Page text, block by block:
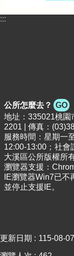
市
策
政
府
網
站
資
料
開
放
網
站
安
:::
公所怎麼去？ GO
地址：335021桃園
2201 | 傳真：
服務時間：星期一
12:00-13:00；社會
大溪區公所版權所
瀏覽器支援：
IE瀏覽器Win7已
並停止支援IE。
更新日期 115-08-07